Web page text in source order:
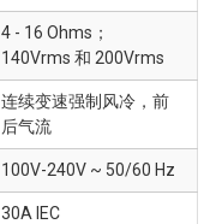
4 - 16 Ohms；
140Vrms 和 200Vrms
连续变速强制风冷，前
后气流
100V-240V ~ 50/60 Hz
30A IEC